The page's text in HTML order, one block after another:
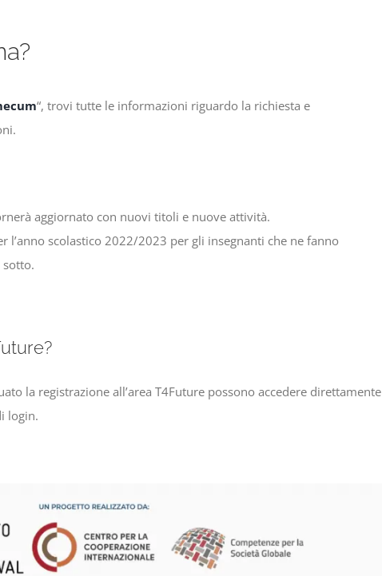
“, trovi tutte le informazioni riguardo la richiesta e
aggiornato con nuovi titoli e nuove attività.
l’anno scolastico 2022/2023 per gli insegnanti che ne fanno
la registrazione all’area T4Future possono accedere direttamente
login.